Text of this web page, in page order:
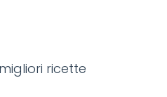
ricette